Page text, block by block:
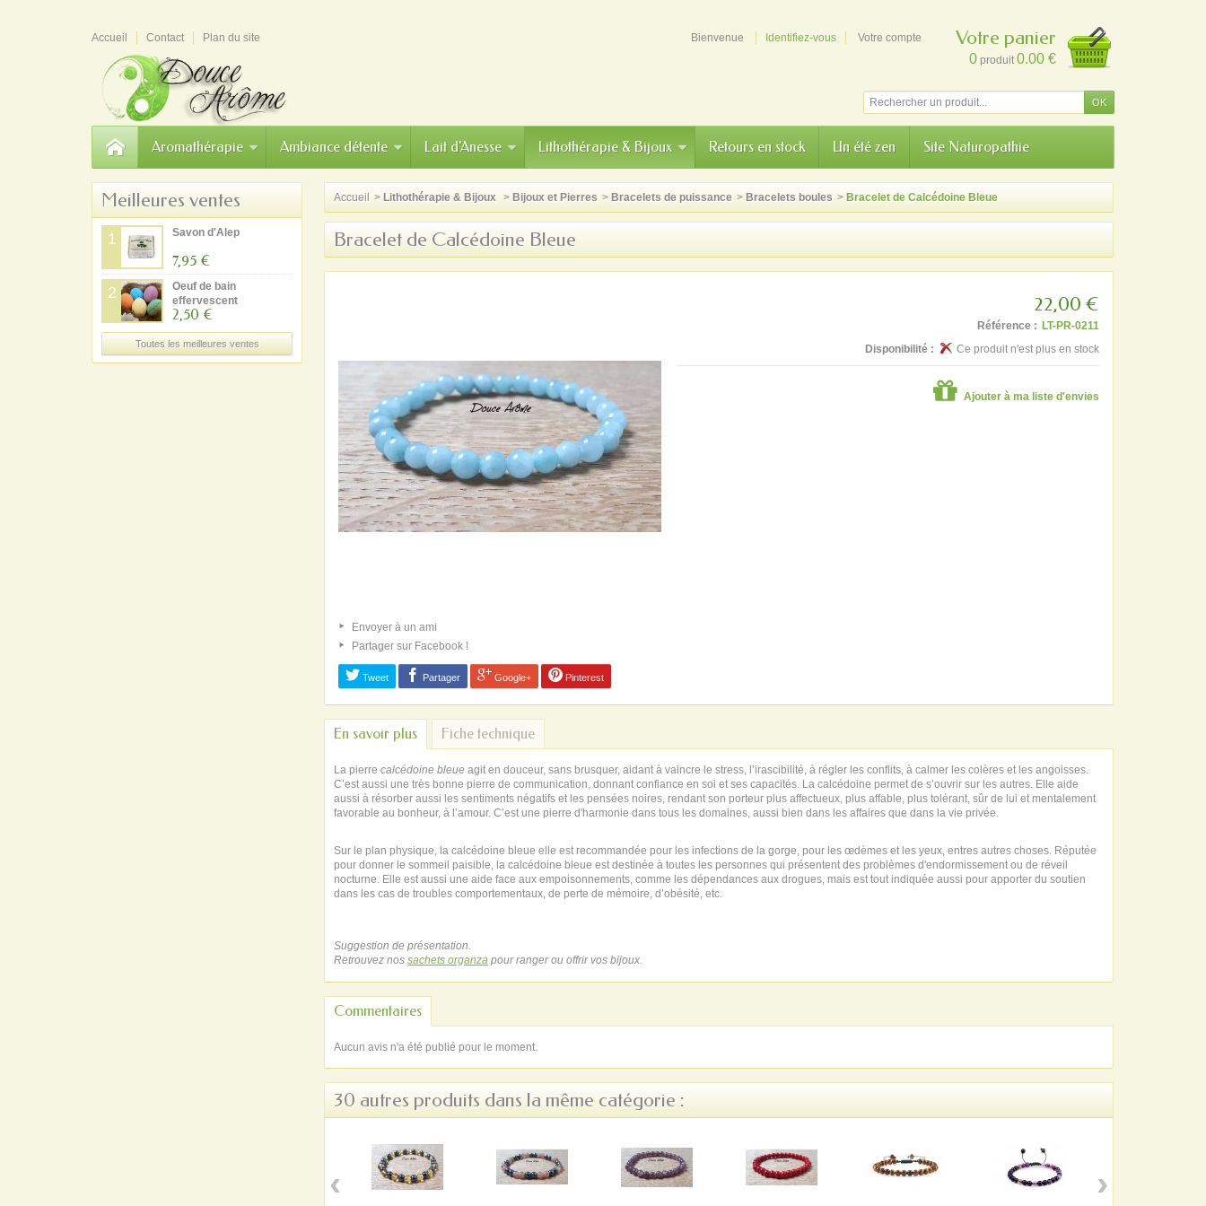
Accueil Contact Plan du site Bienvenue Identifiez-vous Votre compte Votre panier
0 produit 0.00 €
Aromathérapie Ambiance détente Lait d'Anesse Lithothérapie & Bijoux Retours en stock Un été zen Site Naturopathie
Meilleures ventes
1 Savon d'Alep
7,95 €
2
Oeuf de bain
effervescent
2,50 €
Toutes les meilleures ventes
Accueil > Lithothérapie & Bijoux > Bijoux et Pierres > Bracelets de puissance > Bracelets boules > Bracelet de Calcédoine Bleue
Bracelet de Calcédoine Bleue
Envoyer à un ami
Partager sur Facebook !
Tweet Partager Google+ Pinterest
22,00 €
Référence : LT-PR-0211
Disponibilité :
Ce produit n'est plus en stock
Ajouter à ma liste d'envies
En savoir plus Fiche technique
La pierrecalcédoine bleue agit en douceur, sans brusquer, aidant à vaincre le stress, l’irascibilité, à régler les conflits, à calmer les colères et les angoisses.
C’est aussi une très bonne pierre de communication, donnant confiance en soi et ses capacités. La calcédoine permet de s’ouvrir sur les autres. Elle aide
aussi à résorber aussi les sentiments négatifs et les pensées noires, rendant son porteur plus affectueux, plus affable, plus tolérant, sûr de lui et mentalement
favorable au bonheur, à l’amour. C’est une pierre d'harmonie dans tous les domaines, aussi bien dans les affaires que dans la vie privée.
Sur le plan physique, la calcédoine bleue elle est recommandée pour les infections de la gorge, pour les œdèmes et les yeux, entres autres choses. Réputée
pour donner le sommeil paisible, la calcédoine bleue est destinée à toutes les personnes qui présentent des problèmes d'endormissement ou de réveil
nocturne. Elle est aussi une aide face aux empoisonnements, comme les dépendances aux drogues, mais est tout indiquée aussi pour apporter du soutien
dans les cas de troubles comportementaux, de perte de mémoire, d’obésité, etc.
Suggestion de présentation.
Retrouvez nossachets organza pour ranger ou offrir vos bijoux.
Commentaires
Aucun avis n'a été publié pour le moment.
30 autres produits dans la même catégorie :
‹ ›